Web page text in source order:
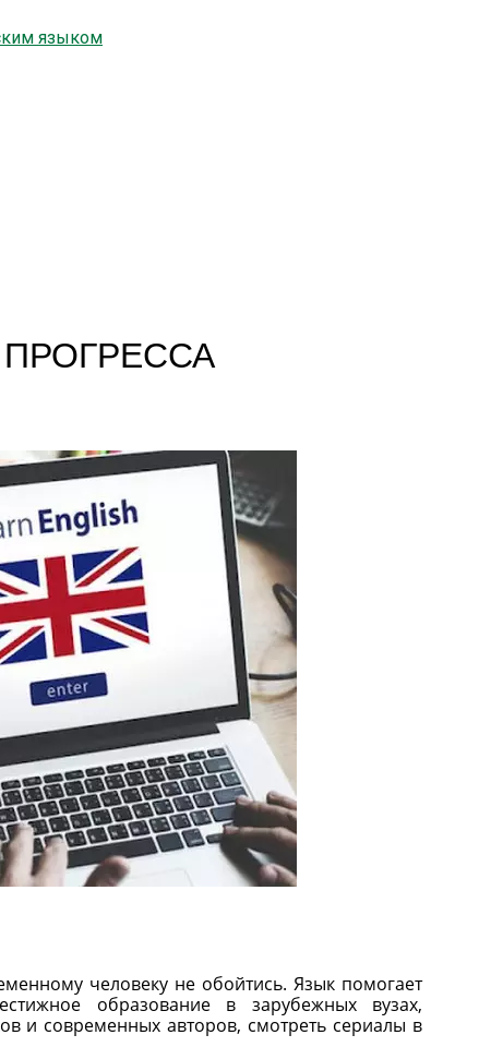
языком
человеку не обойтись. Язык помогает
образование в зарубежных вузах,
и современных авторов, смотреть сериалы в